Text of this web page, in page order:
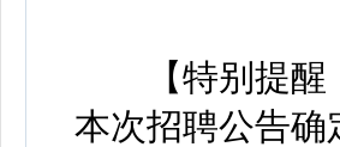
【特别提醒：
本次招聘公告确